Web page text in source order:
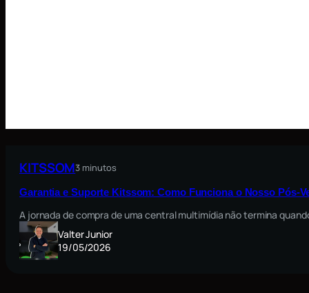
KITSSOM3 minutos
Garantia e Suporte Kitssom: Como Funciona o Nosso Pós-
A jornada de compra de uma central multimídia não termina
Valter Junior
19/05/2026